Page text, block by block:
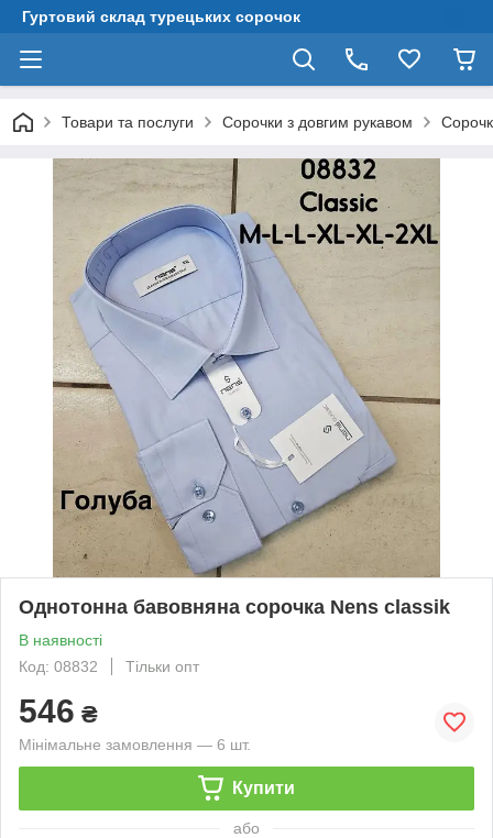
Гуртовий склад турецьких сорочок
Товари та послуги Сорочки з довгим рукавом
Однотонна бавовняна сорочка Nens classik
В наявності
Код: 08832
Тільки опт
546 ₴
Мінімальне замовлення — 6 шт.
Купити
або